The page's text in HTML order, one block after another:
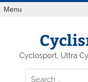
Menu
Cyclosport, Ultra